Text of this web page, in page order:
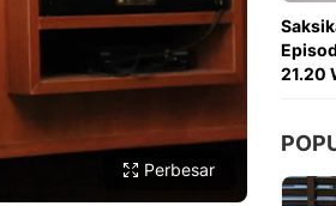
Perbesar
21.20